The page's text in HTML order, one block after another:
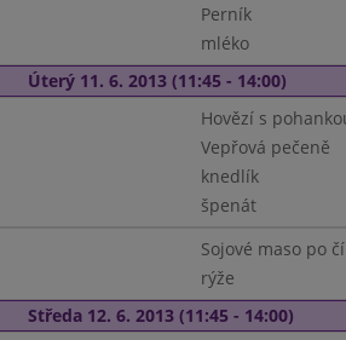
Perník
mléko
Úterý 11. 6. 2013 (11:45 - 14:00)
Hovězí s
Vepřová pečeně
knedlík
špenát
Sojové maso po
rýže
Středa 12. 6. 2013 (11:45 - 14:00)